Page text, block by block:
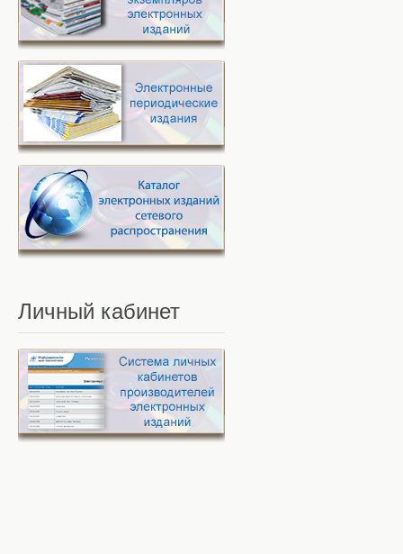
Личный кабинет